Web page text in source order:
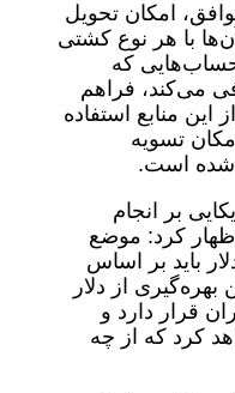
امکان تحویل
با هر نوع کشتی
که
می‌کند، فراهم
منابع استفاده
تسویه
شده است.
بر انجام
اظهار کرد: موضع
باید بر اساس
بهره‌گیری از دلار
قرار دارد و
کرد که از چه